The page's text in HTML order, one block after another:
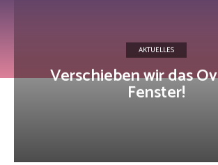
AKTUELLES
Verschieben wir das
Fenster!